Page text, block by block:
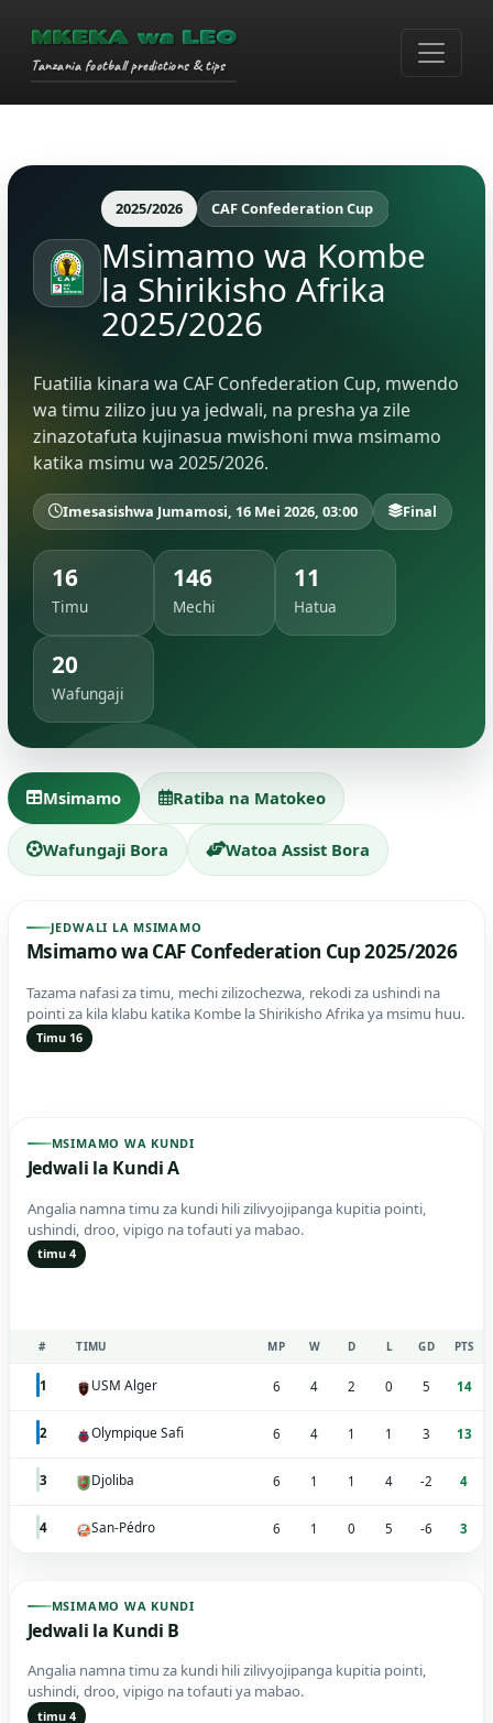
MKEKA wa LEO
Tanzania football predictions & tips
2025/2026 CAF Confederation Cup
Msimamo wa Kombe
la Shirikisho Afrika
2025/2026
Fuatilia kinara wa CAF Confederation Cup, mwendo
wa timu zilizo juu ya jedwali, na presha ya zile
zinazotafuta kujinasua mwishoni mwa msimamo
katika msimu wa 2025/2026.
Imesasishwa Jumamosi, 16 Mei 2026, 03:00 Final
16
Timu
146
Mechi
11
Hatua
20
Wafungaji
Msimamo Ratiba na Matokeo
Wafungaji Bora Watoa Assist Bora
JEDWALI LA MSIMAMO
Msimamo wa CAF Confederation Cup 2025/2026
Tazama nafasi za timu, mechi zilizochezwa, rekodi za ushindi na
pointi za kila klabu katika Kombe la Shirikisho Afrika ya msimu huu.
Timu 16
MSIMAMO WA KUNDI
Jedwali la Kundi A
Angalia namna timu za kundi hili zilivyojipanga kupitia pointi,
ushindi, droo, vipigo na tofauti ya mabao.
timu 4
# TIMU MP W D L GD PTS
1 USM Alger 6 4 2 0 5 14
2 Olympique Safi 6 4 1 1 3 13
3 Djoliba 6 1 1 4 -2 4
4 San-Pédro 6 1 0 5 -6 3
MSIMAMO WA KUNDI
Jedwali la Kundi B
Angalia namna timu za kundi hili zilivyojipanga kupitia pointi,
ushindi, droo, vipigo na tofauti ya mabao.
timu 4